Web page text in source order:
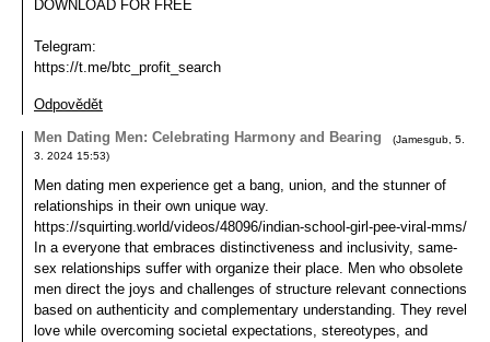
DOWNLOAD FOR FREE
Telegram:
https://t.me/btc_profit_search
Odpovědět
Men Dating Men: Celebrating Harmony and Bearing
(Jamesgub 5.
3. 2024 15:53)
Men dating men experience get a bang, union, and the stunner of
relationships in their own unique way.
https://squirting.world/videos/48096/indian-school-girl-pee-viral-mms/
In a everyone that embraces distinctiveness and inclusivity, same-
sex relationships suffer with organize their place. Men who obsolete
men direct the joys and challenges of structure relevant connections
based on authenticity and complementary understanding. They revel
love while overcoming societal expectations, stereotypes, and